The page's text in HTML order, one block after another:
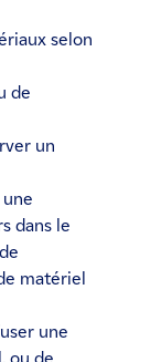
selon
de
un
dans le
matériel
une